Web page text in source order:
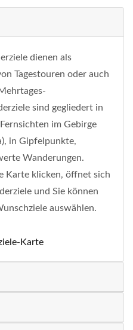
dienen als
Tagestouren oder auch
sind gegliedert in
im Gebirge
in Gipfelpunkte,
Wanderungen.
Karte klicken, öffnet sich
und Sie können
auswählen.